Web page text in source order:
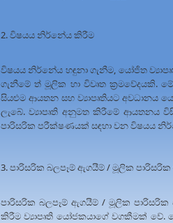
2. විෂයය නිර්නේය කිරීම
විෂයය නිර්නේය හඳුනා ගැනීම, යෝජිත
ගැනීමේ ත් මූලික හා විවෘත ක්‍රමවේදයකි.
සියළුම ආයතන සහ ව්‍යාපෘතියට අවධානය
ලැබේ. ව්‍යාපෘති අනුමත කිරීමේ ආයතනය
පාරිසරික පරීක්ෂණයක් සඳහා වන විෂයය
3. පාරිසරික බලපෑම් ඇගයීම් / මූලික
පාරිසරික බලපෑම් ඇගයීම් / මූලික
කිරීම ව්‍යාපෘති යෝජකයාගේ වගකීමක් වේ.